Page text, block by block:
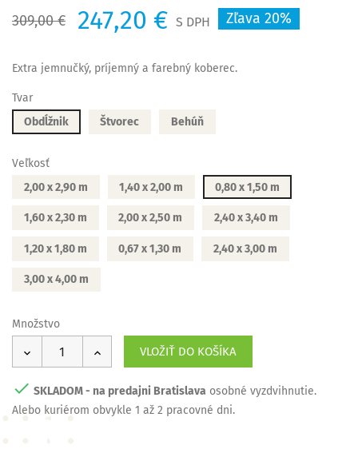
309,00 € 247,20 € S DPH Zľava 20%
Extra jemnučký, príjemný a farebný koberec.
Tvar
Obdĺžnik
Štvorec Behúň
Veľkosť
2,00 x 2,90 m
1,40 x 2,00 m 0,80 x 1,50 m
1,60 x 2,30 m 2,00 x 2,50 m 2,40 x 3,40 m
1,20 x 1,80 m 0,67 x 1,30 m 2,40 x 3,00 m
3,00 x 4,00 m
Množstvo
VLOŽIŤ DO KOŠÍKA
 SKLADOM - na predajni Bratislava osobné vyzdvihnutie.
Alebo kuriérom obvykle 1 až 2 pracovné dni.